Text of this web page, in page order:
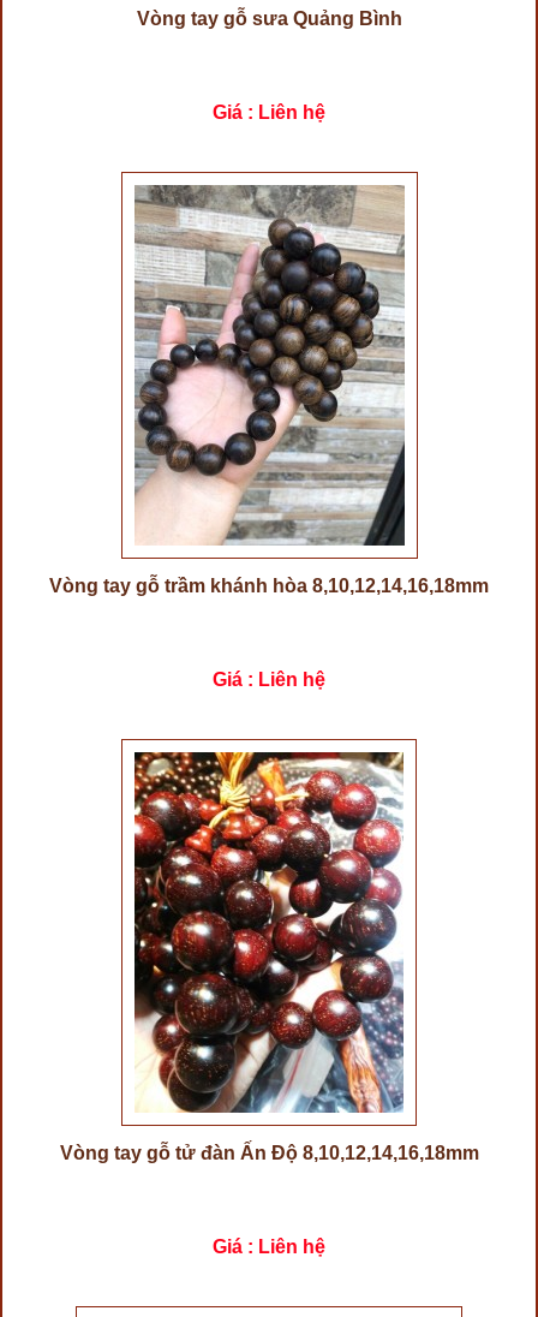
Vòng tay gỗ sưa Quảng Bình
Giá : Liên hệ
Vòng tay gỗ trầm khánh hòa 8,10,12,14,16,18mm
Giá : Liên hệ
Vòng tay gỗ tử đàn Ấn Độ 8,10,12,14,16,18mm
Giá : Liên hệ